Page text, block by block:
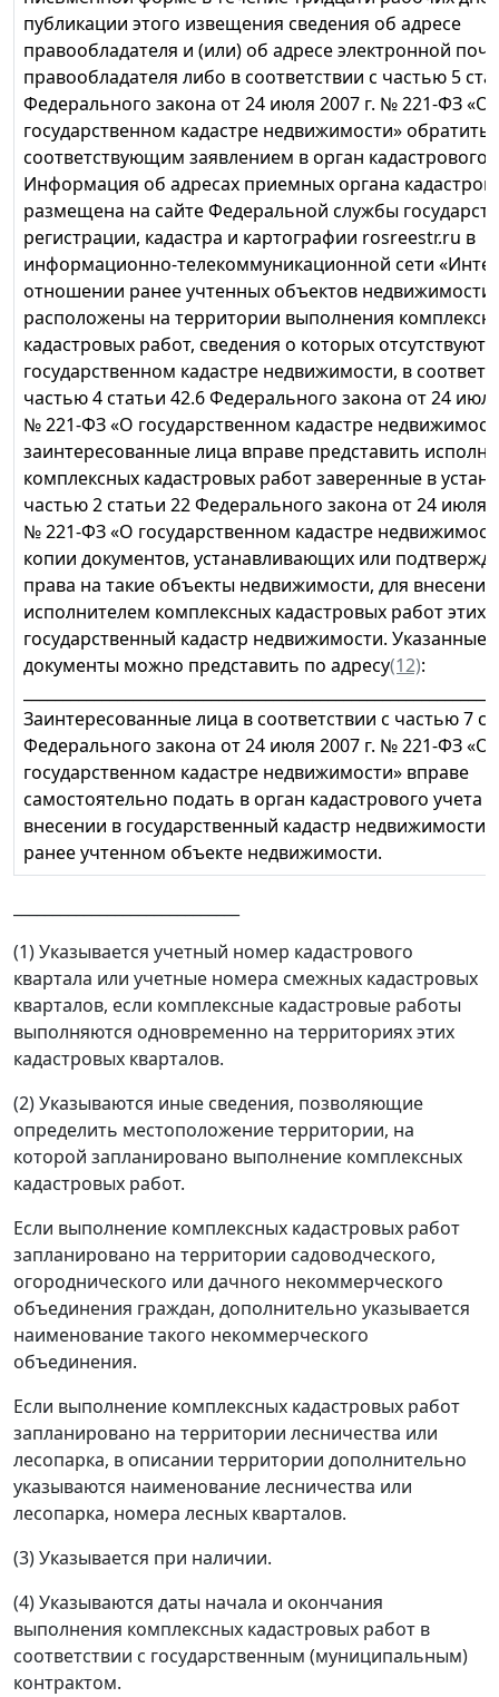
публикации этого извещения сведения об адресе
правообладателя и (или) об адресе электронной
правообладателя либо в соответствии с частью 5
Федерального закона от 24 июля 2007 г. № 221-ФЗ «О
государственном кадастре недвижимости»
соответствующим заявлением в орган кадастрового
Информация об адресах приемных органа
размещена на сайте Федеральной службы
регистрации, кадастра и картографии rosreestr.ru в
информационно-телекоммуникационной сети
отношении ранее учтенных объектов
расположены на территории выполнения
кадастровых работ, сведения о которых отсутствуют в
государственном кадастре недвижимости, в
частью 4 статьи 42.6 Федерального закона от 24
№ 221-ФЗ «О государственном кадастре
заинтересованные лица вправе представить
комплексных кадастровых работ заверенные в
частью 2 статьи 22 Федерального закона от 24 июля
№ 221-ФЗ «О государственном кадастре
копии документов, устанавливающих или
права на такие объекты недвижимости, для внесения
исполнителем комплексных кадастровых работ этих
государственный кадастр недвижимости. Указанные
документы можно представить по адресу(12):
Заинтересованные лица в соответствии с частью 7
Федерального закона от 24 июля 2007 г. № 221-ФЗ «О
государственном кадастре недвижимости» вправе
самостоятельно подать в орган кадастрового учета
внесении в государственный кадастр недвижимости
ранее учтенном объекте недвижимости.
(1) Указывается учетный номер кадастрового
квартала или учетные номера смежных кадастровых
кварталов, если комплексные кадастровые работы
выполняются одновременно на территориях этих
кадастровых кварталов.
(2) Указываются иные сведения, позволяющие
определить местоположение территории, на
которой запланировано выполнение комплексных
кадастровых работ.
Если выполнение комплексных кадастровых работ
запланировано на территории садоводческого,
огороднического или дачного некоммерческого
объединения граждан, дополнительно указывается
наименование такого некоммерческого
объединения.
Если выполнение комплексных кадастровых работ
запланировано на территории лесничества или
лесопарка, в описании территории дополнительно
указываются наименование лесничества или
лесопарка, номера лесных кварталов.
(3) Указывается при наличии.
(4) Указываются даты начала и окончания
выполнения комплексных кадастровых работ в
соответствии с государственным (муниципальным)
контрактом.